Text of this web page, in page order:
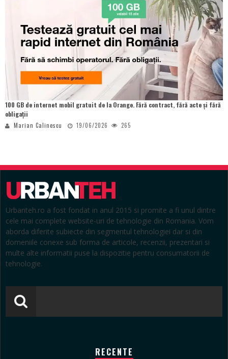
100 GB de internet mobil gratuit de la Orange. Fără contract, fără acte și fără
obligații
Marian Calinescu 19/06/2026 265
Urbanteh.ro a fost fondat in anul 2015 si promite a fi unul dintre
cele mai complete website-uri de tehnologie din Romania. Vom
aborda diferite subiecte din segmentul tehnologiei dar si din
domeniile conexe sub forma de articole, recenzii, prezentari si
multe alte informatii puse la dispozitie pentru consumatorii de
tehnologie.
RECENTE